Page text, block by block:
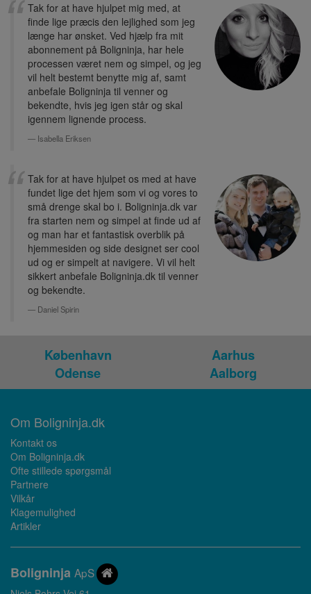
Tak for at have hjulpet mig med, at
finde lige præcis den lejlighed som jeg
længe har ønsket. Ved hjælp fra mit
abonnement på Boligninja, har hele
processen været nem og simpel, og jeg
vil helt bestemt benytte mig af, samt
anbefale Boligninja til venner og
bekendte, hvis jeg igen står og skal
igennem lignende process.
Isabella Eriksen
Tak for at have hjulpet os med at have
fundet lige det hjem som vi og vores to
små drenge skal bo i. Boligninja.dk var
fra starten nem og simpel at finde ud af
og man har et fantastisk overblik på
hjemmesiden og side designet ser cool
ud og er simpelt at navigere. Vi vil helt
sikkert anbefale Boligninja.dk til venner
og bekendte.
Daniel Spirin
København
Aarhus
Odense
Aalborg
Om Boligninja.dk
Kontakt os
Om Boligninja.dk
Ofte stillede spørgsmål
Partnere
Vilkår
Klagemulighed
Artikler
Boligninja ApS